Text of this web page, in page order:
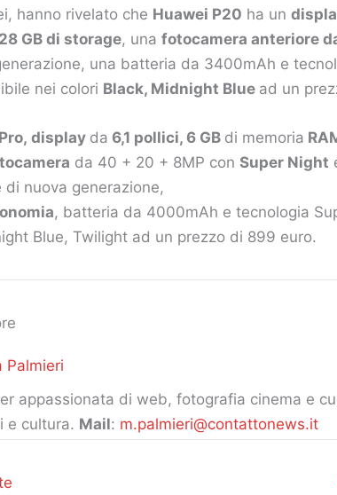
hanno rivelato che Huawei P20 ha un
GB di storage, una fotocamera anteriore
una batteria da 3400mAh e
nei colori Black, Midnight Blue ad un
display da 6,1 pollici, 6 GB di memoria
da 40 + 20 + 8MP con Super Night
nuova generazione,
, batteria da 4000mAh e tecnologia
Blue, Twilight ad un prezzo di 899 euro.
Palmieri
appassionata di web, fotografia cinema e
e cultura. Mail: m.palmieri@contattonews.it